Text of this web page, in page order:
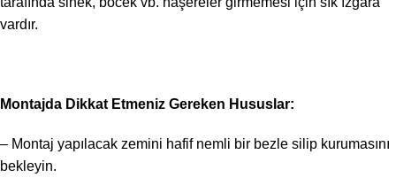
vardır.
Montajda Dikkat Etmeniz Gereken Hususlar:
– Montaj yapılacak zemini hafif nemli bir bezle silip kurumasını
bekleyin.